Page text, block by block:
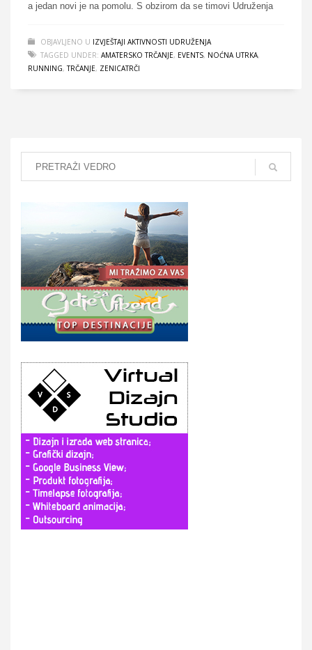
a jedan novi je na pomolu. S obzirom da se timovi Udruženja
OBJAVLJENO U IZVJEŠTAJI AKTIVNOSTI UDRUŽENJA
TAGGED UNDER: AMATERSKO TRČANJE, EVENTS, NOĆNA UTRKA,
RUNNING,TRČANJE, ZENICATRČI